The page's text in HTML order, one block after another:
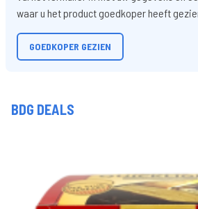
waar u het product goedkoper heeft
GOEDKOPER GEZIEN
BDG DEALS